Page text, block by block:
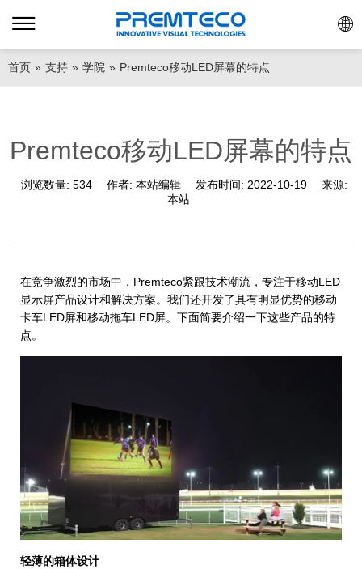
首页 » 支持 » 学院 » Premteco移动LED屏幕的特点
Premteco移动LED屏幕的特点
浏览数量: 534 作者: 本站编辑 发布时间: 2022-10-19
来源:
本站
在竞争激烈的市场中，Premteco紧跟技术潮流，专注于移动LED
显示屏产品设计和解决方案。我们还开发了具有明显优势的移动
卡车LED屏和移动拖车LED屏。下面简要介绍一下这些产品的特
点。
轻薄的箱体设计